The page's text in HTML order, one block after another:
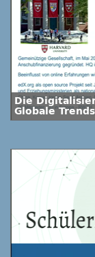
Die
Globale
Chancen (für